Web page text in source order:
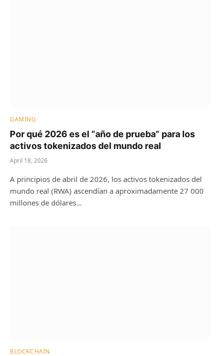
GAMING
Por qué 2026 es el “año de prueba” para los
activos tokenizados del mundo real
April 18, 2026
A principios de abril de 2026, los activos tokenizados del
mundo real (RWA) ascendían a aproximadamente 27 000
millones de dólares…
BLOCKCHAIN